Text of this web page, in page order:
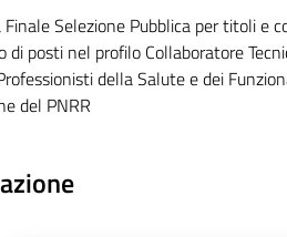
Finale Selezione Pubblica per titoli e
di posti nel profilo Collaboratore
della Salute e dei
del PNRR